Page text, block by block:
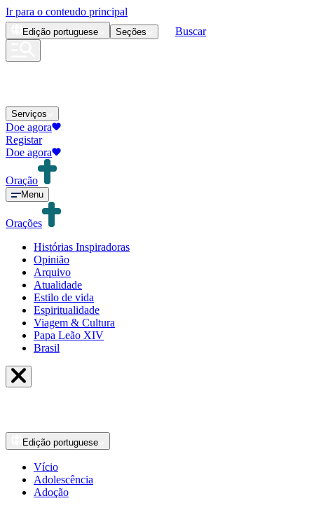
Ir para o conteudo principal
Edição portuguese Seções Buscar
Serviços
Doe agora
Registar
Doe agora
Oração
Menu
Orações
Histórias Inspiradoras
Opinião
Arquivo
Atualidade
Estilo de vida
Espiritualidade
Viagem & Cultura
Papa Leão XIV
Brasil
Edição portuguese
Vício
Adolescência
Adoção